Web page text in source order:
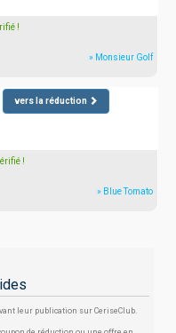
!
» Monsieur Golf
vers la réduction
!
» Blue Tomato
leur publication sur CeriseClub.